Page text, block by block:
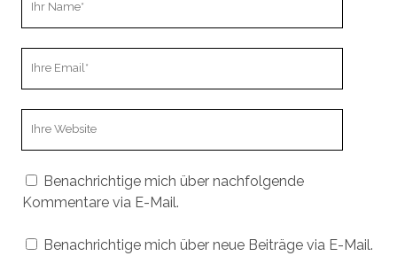
Benachrichtige mich über nachfolgende
Kommentare via E-Mail.
Benachrichtige mich über neue Beiträge via E-Mail.